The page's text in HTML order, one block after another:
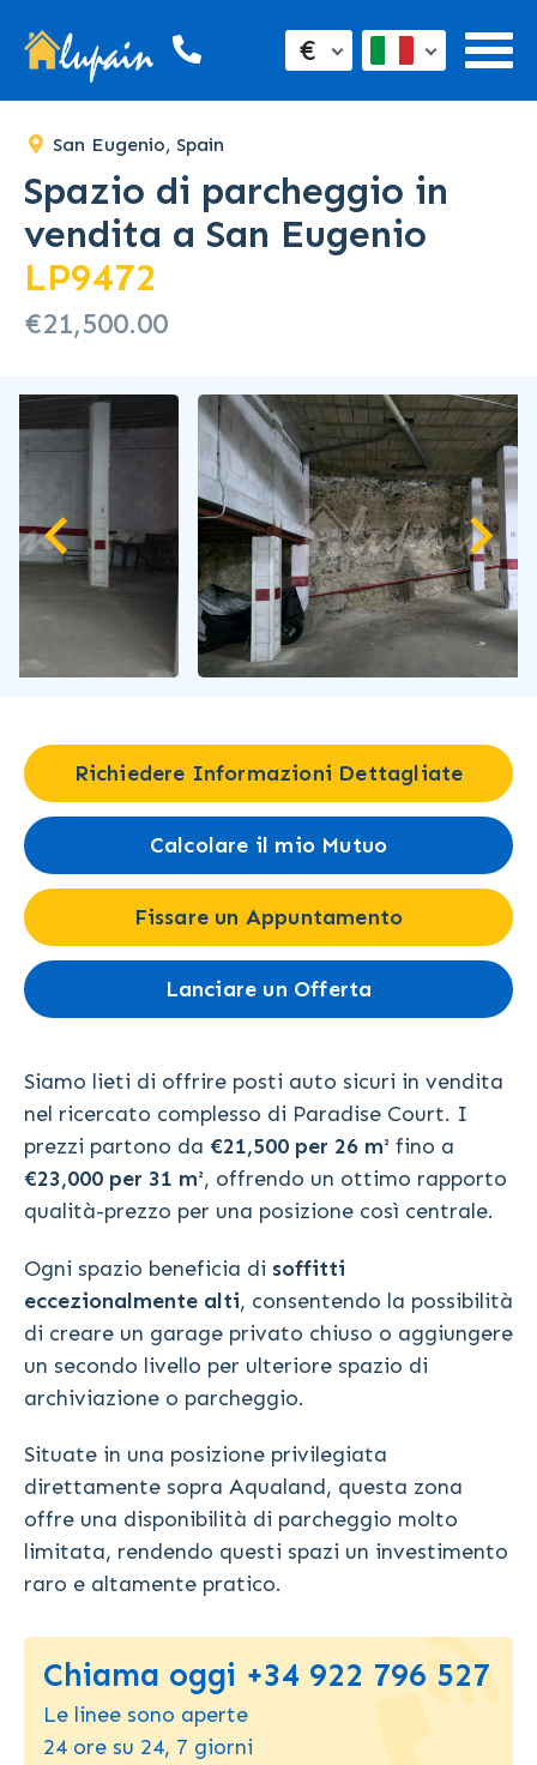
€
San Eugenio, Spain
Spazio di parcheggio in
vendita a San Eugenio
LP9472
€21,500.00
Richiedere Informazioni Dettagliate
Calcolare il mio Mutuo
Fissare un Appuntamento
Lanciare un Offerta
Siamo lieti di offrire posti auto sicuri in vendita
nel ricercato complesso di Paradise Court. I
prezzi partono da €21,500 per 26 m² fino a
€23,000 per 31 m², offrendo un ottimo rapporto
qualità-prezzo per una posizione così centrale.
Ogni spazio beneficia di soffitti
eccezionalmente alti, consentendo la possibilità
di creare un garage privato chiuso o aggiungere
un secondo livello per ulteriore spazio di
archiviazione o parcheggio.
Situate in una posizione privilegiata
direttamente sopra Aqualand, questa zona
offre una disponibilità di parcheggio molto
limitata, rendendo questi spazi un investimento
raro e altamente pratico.
Chiama oggi +34 922 796 527
Le linee sono aperte
24 ore su 24, 7 giorni